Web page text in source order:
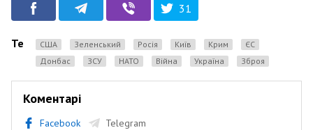
31
Теги США Зеленський Росія Київ Крим
ЄС
Донбас
ЗСУ НАТО Війна Україна зброя
Коментарі
Facebook Telegram